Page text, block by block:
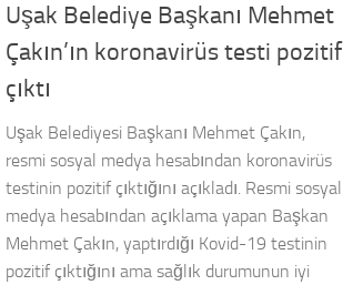
Uşak Belediye Başkanı Mehmet
Çakın’ın koronavirüs testi pozitif
çıktı
Uşak Belediyesi Başkanı Mehmet Çakın,
resmi sosyal medya hesabından koronavirüs
testinin pozitif çıktığını açıkladı. Resmi sosyal
medya hesabından açıklama yapan Başkan
Mehmet Çakın, yaptırdığı Kovid-19 testinin
pozitif çıktığını ama sağlık durumunun iyi